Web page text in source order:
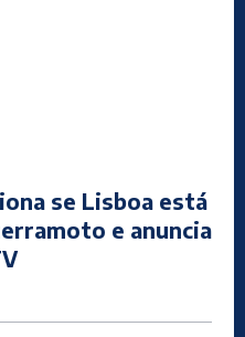
se Lisboa está
e anuncia